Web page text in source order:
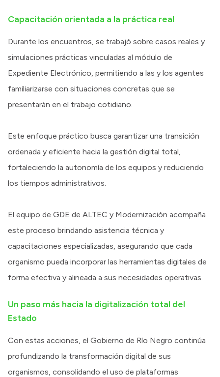
Capacitación orientada a la práctica real
Durante los encuentros, se trabajó sobre casos reales y
simulaciones prácticas vinculadas al módulo de
Expediente Electrónico, permitiendo a las y los agentes
familiarizarse con situaciones concretas que se
presentarán en el trabajo cotidiano.
Este enfoque práctico busca garantizar una transición
ordenada y eficiente hacia la gestión digital total,
fortaleciendo la autonomía de los equipos y reduciendo
los tiempos administrativos.
El equipo de GDE de ALTEC y Modernización acompaña
este proceso brindando asistencia técnica y
capacitaciones especializadas, asegurando que cada
organismo pueda incorporar las herramientas digitales de
forma efectiva y alineada a sus necesidades operativas.
Un paso más hacia la digitalización total del
Estado
Con estas acciones, el Gobierno de Río Negro continúa
profundizando la transformación digital de sus
organismos, consolidando el uso de plataformas